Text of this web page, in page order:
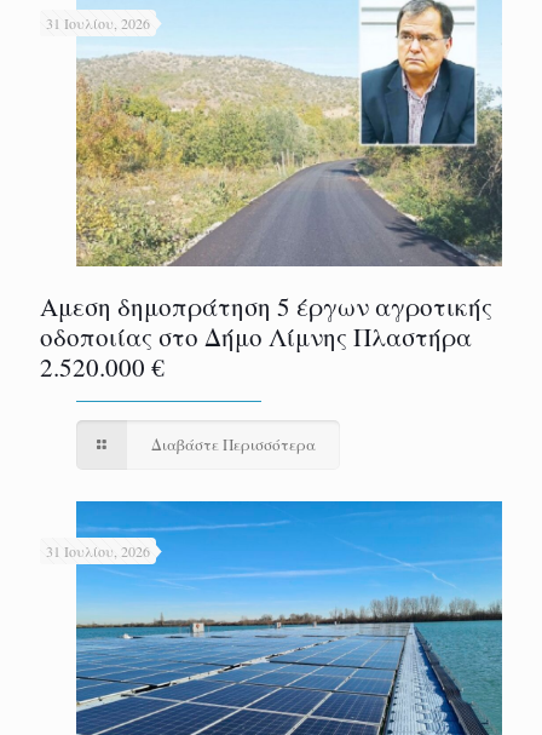
31 Ιουλίου, 2026
Αμεση δημοπράτηση 5 έργων αγροτικής
οδοποιίας στο Δήμο Λίμνης Πλαστήρα
2.520.000 €
Διαβάστε Περισσότερα
31 Ιουλίου, 2026